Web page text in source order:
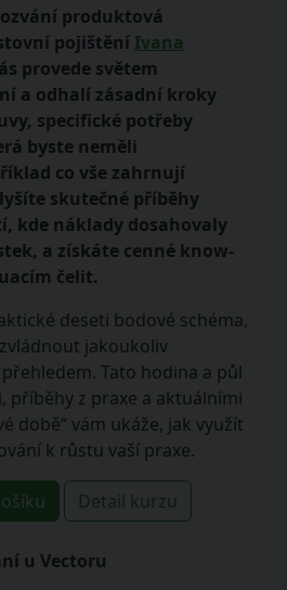
produktová
pojištění Ivana
provede světem
a odhalí zásadní kroky
specifické potřeby
byste neměli
co vše zahrnují
skutečné příběhy
kde náklady dosahovaly
a získáte cenné know-
čelit.
deseti bodové schéma,
jakoukoliv
Tato hodina a půl
příběhy z praxe a aktuálními
době“ vám ukáže, jak využít
k růstu vaší praxe.
Detail kurzu
u Vectoru